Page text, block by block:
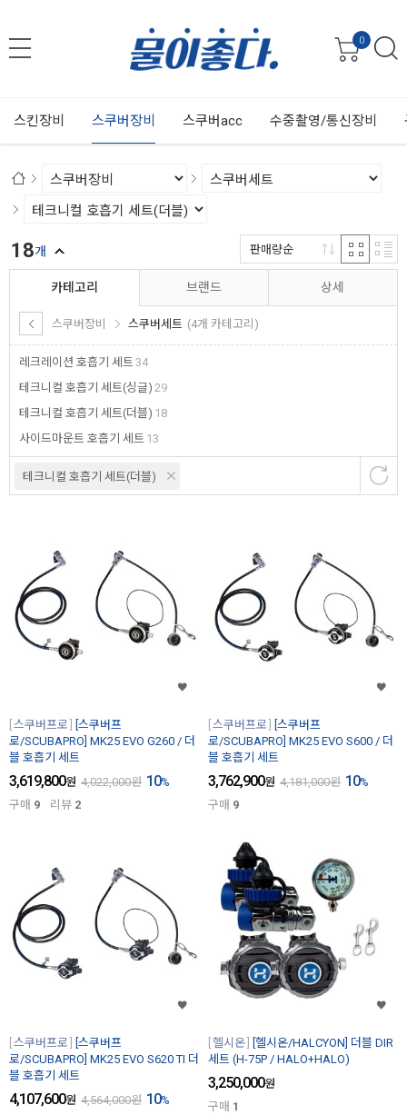
0
스킨장비 스쿠버장비 스쿠버acc 수중촬영/통신장비
카테고리
스쿠버장비 스쿠버세트 (4개 카테고리)
레크레이션 호흡기 세트 34
테크니컬 호흡기 세트(싱글) 29
테크니컬 호흡기 세트(더블) 18
사이드마운트 호흡기 세트 13
브랜드 상세
테크니컬 호흡기 세트(더블)
18개 판매량순
스쿠버프로
[스쿠버프
로/SCUBAPRO] MK25 EVO G260 / 더
블 호흡기 세트
3,619,800원 4,022,000원 10%
구매 9 리뷰 2
스쿠버프로
[스쿠버프
로/SCUBAPRO] MK25 EVO S600 / 더
블 호흡기 세트
3,762,900원 4,181,000원 10%
구매 9
스쿠버프로
[스쿠버프
로/SCUBAPRO] MK25 EVO S620 TI 더
블 호흡기 세트
4,107,600원 4,564,000원 10%
헬시온
[헬시온/HALCYON] 더블 DIR
세트 (H-75P / HALO+HALO)
3,250,000원
구매 1